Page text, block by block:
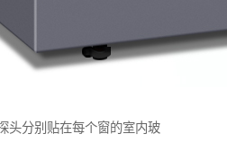
头分别贴在每个窗的室内玻